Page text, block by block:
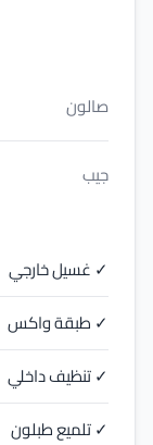
صالون
جيب
✓ غسيل خارجي
✓ طبقة واكس
✓ تنظيف داخلي
✓ تلميع طبلون